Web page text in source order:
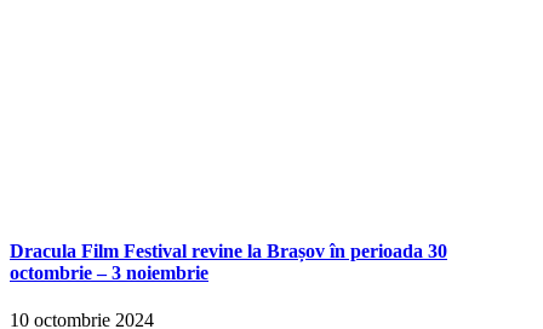
Dracula Film Festival revine la Brașov în perioada 30
octombrie – 3 noiembrie
10 octombrie 2024